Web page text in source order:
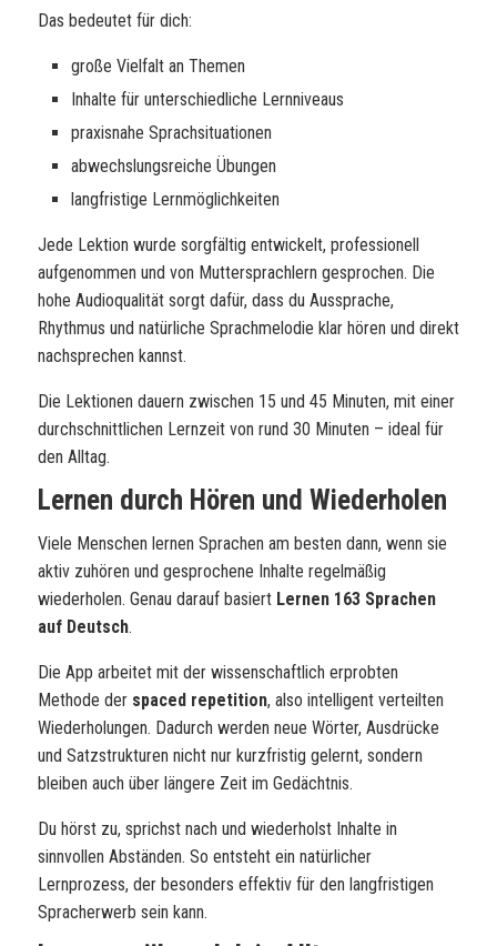
Das bedeutet für dich:
große Vielfalt an Themen
Inhalte für unterschiedliche Lernniveaus
praxisnahe Sprachsituationen
abwechslungsreiche Übungen
langfristige Lernmöglichkeiten
Jede Lektion wurde sorgfältig entwickelt, professionell
aufgenommen und von Muttersprachlern gesprochen. Die
hohe Audioqualität sorgt dafür, dass du Aussprache,
Rhythmus und natürliche Sprachmelodie klar hören und direkt
nachsprechen kannst.
Die Lektionen dauern zwischen 15 und 45 Minuten, mit einer
durchschnittlichen Lernzeit von rund 30 Minuten – ideal für
den Alltag.
Lernen durch Hören und Wiederholen
Viele Menschen lernen Sprachen am besten dann, wenn sie
aktiv zuhören und gesprochene Inhalte regelmäßig
wiederholen. Genau darauf basiert Lernen 163 Sprachen
auf Deutsch.
Die App arbeitet mit der wissenschaftlich erprobten
Methode der spaced repetition, also intelligent verteilten
Wiederholungen. Dadurch werden neue Wörter, Ausdrücke
und Satzstrukturen nicht nur kurzfristig gelernt, sondern
bleiben auch über längere Zeit im Gedächtnis.
Du hörst zu, sprichst nach und wiederholst Inhalte in
sinnvollen Abständen. So entsteht ein natürlicher
Lernprozess, der besonders effektiv für den langfristigen
Spracherwerb sein kann.